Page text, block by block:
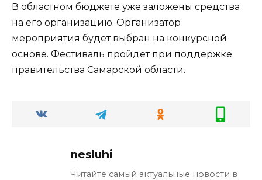
В областном бюджете уже заложены средства
на его организацию. Организатор
мероприятия будет выбран на конкурсной
основе. Фестиваль пройдет при поддержке
правительства Самарской области.
nesluhi
Читайте самый актуальные новости в